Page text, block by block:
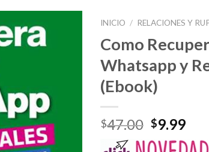
INICIO / RELACIONES Y
Como
Whatsapp y
(Ebook)
$47.00 $9.99